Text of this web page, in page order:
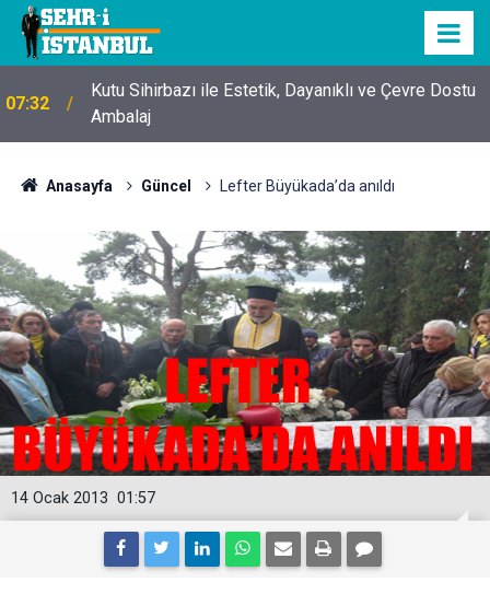
07:32
Kutu Sihirbazı ile Estetik, Dayanıklı ve Çevre Dostu
Ambalaj
Anasayfa Güncel Lefter Büyükada’da anıldı
01:57
14 Ocak 2013